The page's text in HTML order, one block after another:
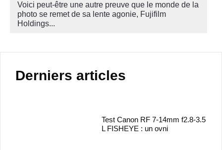
Voici peut-être une autre preuve que le monde de la
photo se remet de sa lente agonie, Fujifilm
Holdings...
Derniers articles
Test Canon RF 7-14mm f2.8-3.5
L FISHEYE : un ovni